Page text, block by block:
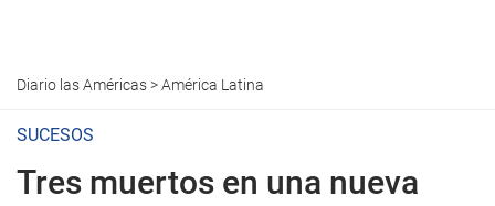
Diario las Américas>América Latina
SUCESOS
Tres muertos en una nueva